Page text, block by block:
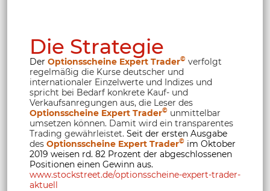
Die Strategie
Der Optionsscheine Expert Trader© verfolgt
regelmäßig die Kurse deutscher und
internationaler Einzelwerte und Indizes und
spricht bei Bedarf konkrete Kauf- und
Verkaufsanregungen aus, die Leser des
Optionsscheine Expert Trader© unmittelbar
umsetzen können. Damit wird ein transparentes
Trading gewährleistet. Seit der ersten Ausgabe
des Optionsscheine Expert Trader© im Oktober
2019 weisen rd. 82 Prozent der abgeschlossenen
Positionen einen Gewinn aus.
www.stockstreet.de/optionsscheine-expert-trader-
aktuell